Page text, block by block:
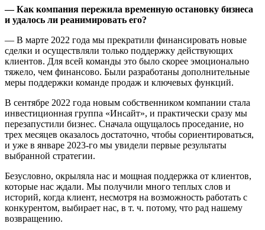
— Как компания пережила временную остановку бизнеса
и удалось ли реанимировать его?
— В марте 2022 года мы прекратили финансировать новые
сделки и осуществляли только поддержку действующих
клиентов. Для всей команды это было скорее эмоционально
тяжело, чем финансово. Были разработаны дополнительные
меры поддержки команде продаж и ключевых функций.
В сентябре 2022 года новым собственником компании стала
инвестиционная группа «Инсайт», и практически сразу мы
перезапустили бизнес. Сначала ощущалось проседание, но
трех месяцев оказалось достаточно, чтобы сориентироваться,
и уже в январе 2023-го мы увидели первые результаты
выбранной стратегии.
Безусловно, окрыляла нас и мощная поддержка от клиентов,
которые нас ждали. Мы получили много теплых слов и
историй, когда клиент, несмотря на возможность работать с
конкурентом, выбирает нас, в т. ч. потому, что рад нашему
возвращению.